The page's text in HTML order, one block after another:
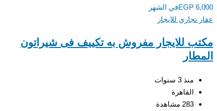
EGP في الشهر
تجاري للايجار
للايجار مفروش به تكييف فى شيراتون
منذ 3 سنوات
القاهرة
283 مشاهدة